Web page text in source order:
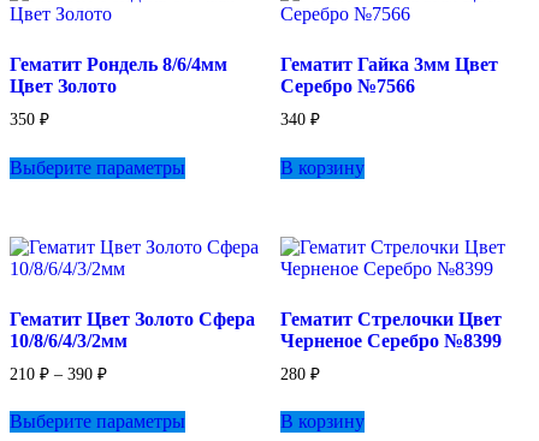
Гематит Рондель 8/6/4мм
Цвет Золото
350 ₽
Выберите параметры
Опции
на
Гематит Гайка 3мм Цвет
Серебро №7566
340 ₽
В корзину
Гематит Цвет Золото Сфера
10/8/6/4/3/2мм
210 ₽ – 390 ₽Диапазон
210 ₽
–
Выберите параметры
Гематит Стрелочки Цвет
Черненое Серебро №8399
280 ₽
В корзину